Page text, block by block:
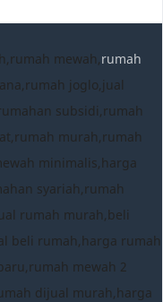
mewah,rumah
joglo,jual
subsidi,rumah
murah,rumah
minimalis,harga
syariah,rumah
rumah murah,beli
beli rumah,harga rumah
mewah 2
dijual murah,harga